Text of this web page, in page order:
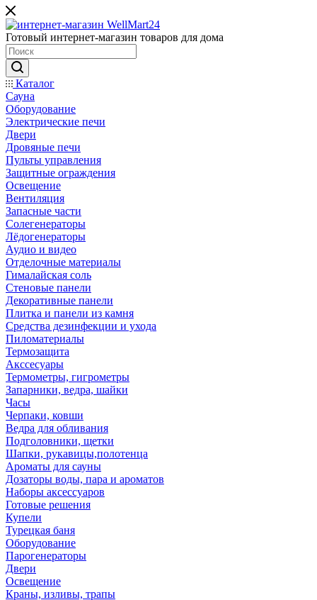
Готовый интернет-магазин товаров для дома
Каталог
Сауна
Оборудование
Электрические печи
Двери
Дровяные печи
Пульты управления
Защитные ограждения
Освещение
Вентиляция
Запасные части
Солегенераторы
Лёдогенераторы
Аудио и видео
Отделочные материалы
Гималайская соль
Стеновые панели
Декоративные панели
Плитка и панели из камня
Средства дезинфекции и ухода
Пиломатериалы
Термозащита
Аксcесуары
Термометры, гигрометры
Запарники, ведра, шайки
Часы
Черпаки, ковши
Ведра для обливания
Подголовники, щетки
Шапки, рукавицы,полотенца
Ароматы для сауны
Дозаторы воды, пара и ароматов
Наборы аксессуаров
Готовые решения
Купели
Турецкая баня
Оборудование
Парогенераторы
Двери
Освещение
Краны, изливы, трапы